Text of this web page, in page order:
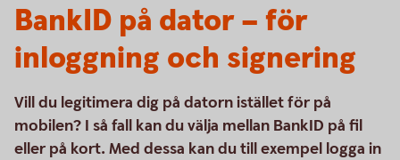
BankID på dator – för
inloggning och signering
Vill du legitimera dig på datorn istället för på
mobilen? I så fall kan du välja mellan BankID på fil
eller på kort. Med dessa kan du till exempel logga in